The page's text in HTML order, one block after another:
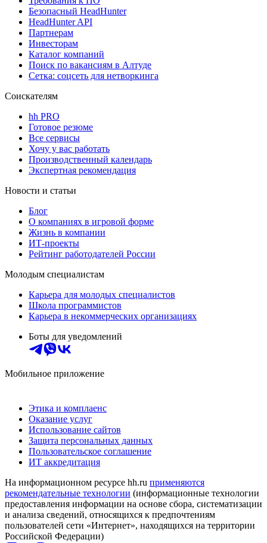
Безопасный HeadHunter
HeadHunter API
Партнерам
Инвесторам
Каталог компаний
Поиск по вакансиям в Алтуде
Сетка: соцсеть для нетворкинга
Соискателям
hh PRO
Готовое резюме
Все сервисы
Хочу у вас работать
Производственный календарь
Экспертная рекомендация
Новости и статьи
Блог
О компаниях в игровой форме
Жизнь в компании
ИТ-проекты
Рейтинг работодателей России
Молодым специалистам
Карьера для молодых специалистов
Школа программистов
Карьера в некоммерческих организациях
Боты для уведомлений
Мобильное приложение
Этика и комплаенс
Оказание услуг
Использование сайтов
Защита персональных данных
Пользовательское соглашение
ИТ аккредитация
На информационном ресурсе hh.ru применяются
рекомендательные технологии (информационные технологии
предоставления информации на основе сбора, систематизации
и анализа сведений, относящихся к предпочтениям
пользователей сети «Интернет», находящихся на территории
Российской Федерации)